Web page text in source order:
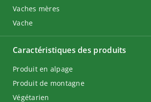
Vaches mères
Vache
Caractéristiques des produits
Produit en alpage
Produit de montagne
Végétarien